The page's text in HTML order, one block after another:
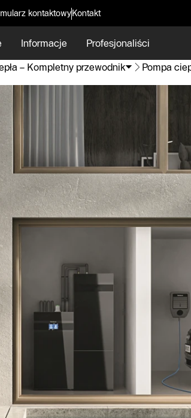
kontaktowyKontakt
Informacje Profesjonaliści
– Kompletny przewodnik Pompa